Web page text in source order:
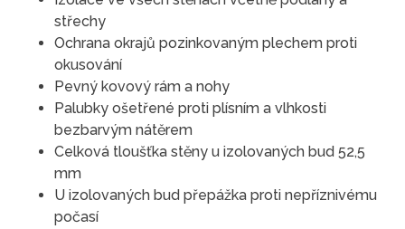
střechy
Ochrana okrajů pozinkovaným plechem proti
okusování
Pevný kovový rám a nohy
Palubky ošetřené proti plísním a vlhkosti
bezbarvým nátěrem
Celková tloušťka stěny u izolovaných bud 52,5
mm
U izolovaných bud přepážka proti nepříznivému
počasí